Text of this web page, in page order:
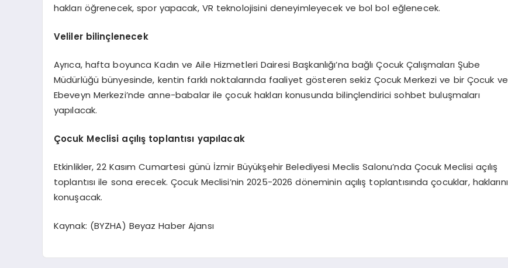
hakları öğrenecek, spor yapacak, VR teknolojisini deneyimleyecek ve bol bol eğlenecek.
Veliler bilinçlenecek
Ayrıca, hafta boyunca Kadın ve Aile Hizmetleri Dairesi Başkanlığı’na bağlı Çocuk Çalışmaları Şube
Müdürlüğü bünyesinde, kentin farklı noktalarında faaliyet gösteren sekiz Çocuk Merkezi ve bir Çocuk ve
Ebeveyn Merkezi’nde anne-babalar ile çocuk hakları konusunda bilinçlendirici sohbet buluşmaları
yapılacak.
Çocuk Meclisi açılış toplantısı yapılacak
Etkinlikler, 22 Kasım Cumartesi günü İzmir Büyükşehir Belediyesi Meclis Salonu’nda Çocuk Meclisi açılış
toplantısı ile sona erecek. Çocuk Meclisi’nin 2025-2026 döneminin açılış toplantısında çocuklar, haklarını
konuşacak.
Kaynak: (BYZHA) Beyaz Haber Ajansı